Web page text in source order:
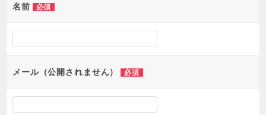
名前 必須
メール（公開されません） 必須